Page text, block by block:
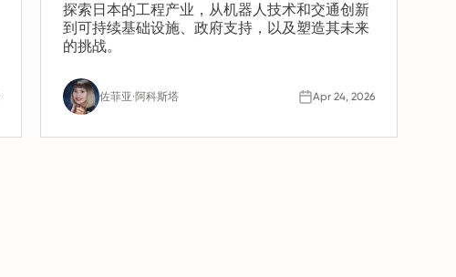
探索日本的工程产业，从机器人技术和交通创新
到可持续基础设施、政府支持，以及塑造其未来
的挑战。
佐菲亚·阿科斯塔 Apr 24, 2026